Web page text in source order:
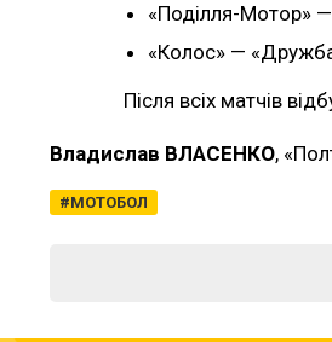
«Поділля-Мотор»
«Колос» —
Після всіх матчів
Владислав ВЛАСЕНКО,
МОТОБОЛ